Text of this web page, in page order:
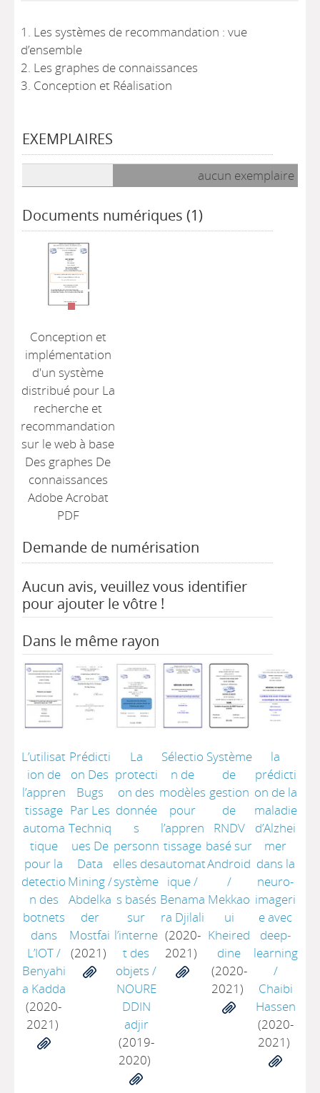
1. Les systèmes de recommandation : vue
d’ensemble
2. Les graphes de connaissances
3. Conception et Réalisation
EXEMPLAIRES
aucun exemplaire
Documents numériques (1)
Conception et
implémentation
d'un système
distribué pour La
recherche et
recommandation
sur le web à base
Des graphes De
connaissances
Adobe Acrobat
PDF
Demande de numérisation
Aucun avis, veuillez vous identifier
pour ajouter le vôtre !
Dans le même rayon
L’utilisat
ion de
l’appren
tissage
automa
tique
pour la
detectio
n des
botnets
dans
L’IOT/
Benyahi
a Kadda
(2020-
2021)
Prédicti
on Des
Bugs
Par Les
Techniq
ues De
Data
Mining/
Abdelka
der
Mostfai
(2021)
La
protecti
on des
donnée
s
personn
elles des
système
s basés
sur
l’interne
t des
objets /
NOURE
DDIN
adjir
(2019-
2020)
Sélectio
n de
modèles
pour
l’appren
tissage
automat
ique/
Benama
ra Djilali
(2020-
2021)
Système
de
gestion
de
RNDV
basé sur
Android
/
Mekkao
ui
Kheired
dine
(2020-
2021)
la
prédicti
on de la
maladie
d’Alzhei
mer
dans la
neuro-
imageri
e avec
deep-
learning
/
Chaibi
Hassen
(2020-
2021)